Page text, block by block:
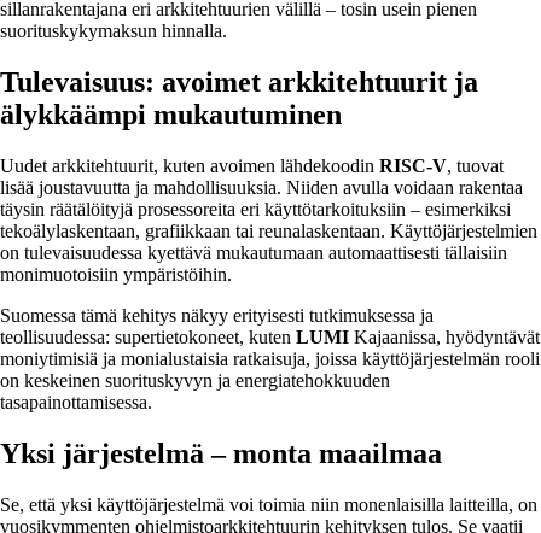
sillanrakentajana eri arkkitehtuurien välillä – tosin usein pienen
suorituskykymaksun hinnalla.
Tulevaisuus: avoimet arkkitehtuurit ja
älykkäämpi mukautuminen
Uudet arkkitehtuurit, kuten avoimen lähdekoodin RISC-V, tuovat
lisää joustavuutta ja mahdollisuuksia. Niiden avulla voidaan rakentaa
täysin räätälöityjä prosessoreita eri käyttötarkoituksiin – esimerkiksi
tekoälylaskentaan, grafiikkaan tai reunalaskentaan. Käyttöjärjestelmien
on tulevaisuudessa kyettävä mukautumaan automaattisesti tällaisiin
monimuotoisiin ympäristöihin.
Suomessa tämä kehitys näkyy erityisesti tutkimuksessa ja
teollisuudessa: supertietokoneet, kuten LUMI Kajaanissa, hyödyntävät
moniytimisiä ja monialustaisia ratkaisuja, joissa käyttöjärjestelmän rooli
on keskeinen suorituskyvyn ja energiatehokkuuden
tasapainottamisessa.
Yksi järjestelmä – monta maailmaa
Se, että yksi käyttöjärjestelmä voi toimia niin monenlaisilla laitteilla, on
vuosikymmenten ohjelmistoarkkitehtuurin kehityksen tulos. Se vaatii